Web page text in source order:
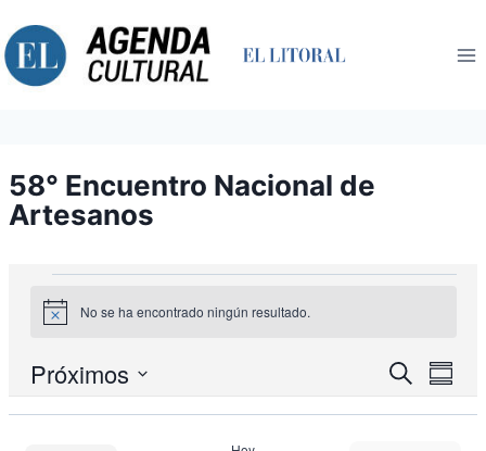
al
contenido
58° Encuentro Nacional de
Artesanos
Aviso No se ha encontrado ningún resultado.
de
búsqueda
Buscar
de
Próximos